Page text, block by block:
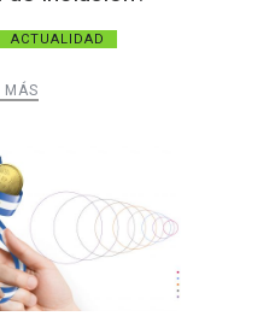
ACTUALIDAD
MÁS